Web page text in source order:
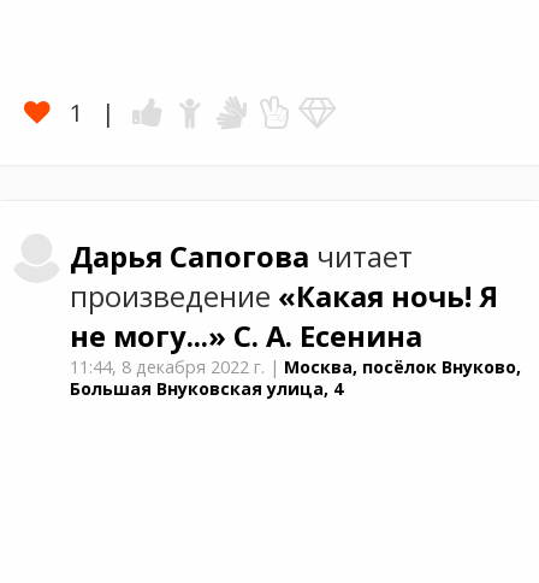
1
Дарья Сапогова читает
произведение «Какая ночь! Я
не могу...» С. А. Есенина
11:44, 8 декабря 2022 г. | Москва, посёлок Внуково,
Большая Внуковская улица, 4